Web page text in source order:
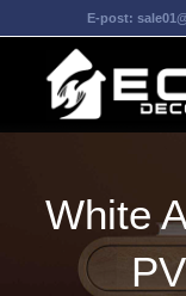
E-post:
White